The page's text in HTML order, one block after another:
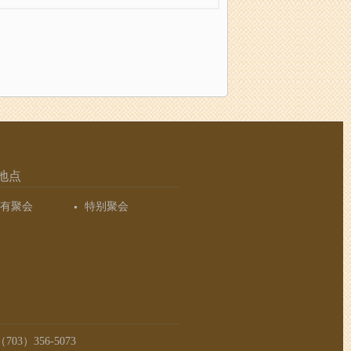
点
聚会 特别聚会
703）356-5073